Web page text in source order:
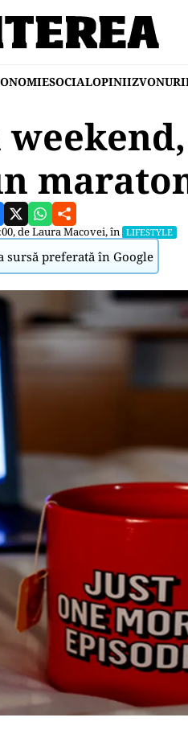
SOCIALOPINIIZVONURI
deLaura Macovei, în LIFESTYLE
sursă preferată în Google